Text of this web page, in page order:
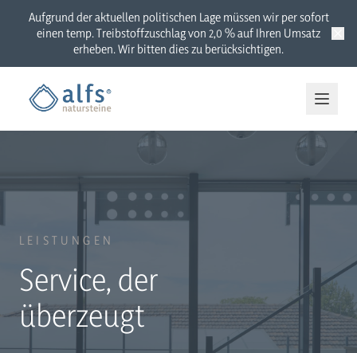
Aufgrund der aktuellen politischen Lage müssen wir per sofort
einen temp. Treibstoffzuschlag von 2,0 % auf Ihren Umsatz
erheben. Wir bitten dies zu berücksichtigen.
LEISTUNGEN
Service, der
überzeugt